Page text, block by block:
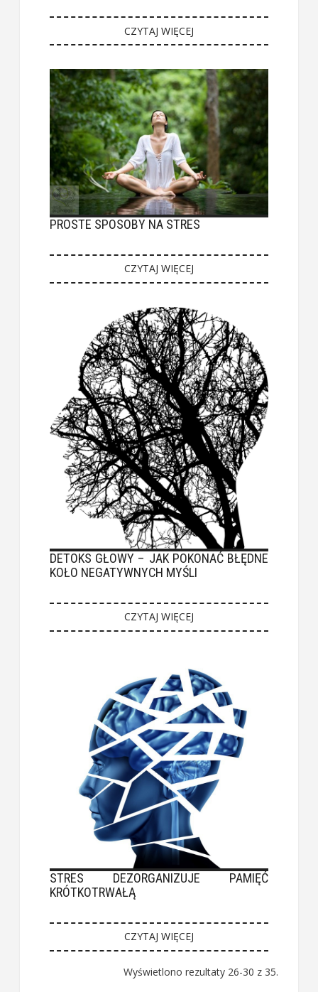
CZYTAJ WIĘCEJ
PROSTE SPOSOBY NA STRES
CZYTAJ WIĘCEJ
DETOKS GŁOWY – JAK POKONAĆ BŁĘDNE
KOŁO NEGATYWNYCH MYŚLI
CZYTAJ WIĘCEJ
STRES DEZORGANIZUJE PAMIĘĆ
KRÓTKOTRWAŁĄ
CZYTAJ WIĘCEJ
Wyświetlono rezultaty 26-30 z 35.